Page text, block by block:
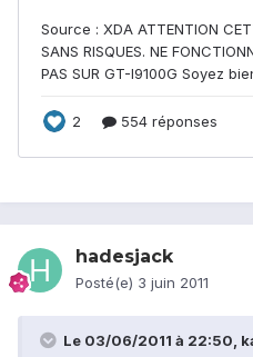
hadesjack
Posté(e) 3 juin 2011
Le 03/06/2011 à 22:50,